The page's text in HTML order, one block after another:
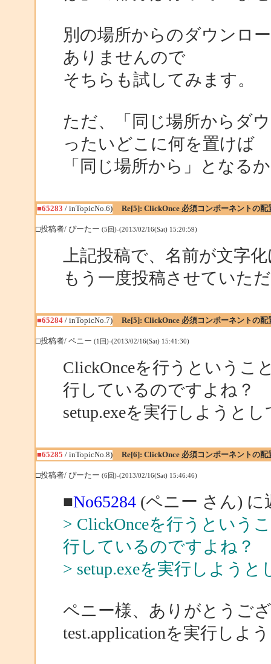
別の場所からのダウンロ
ありませんので
そちらも試してみます。
ただ、「同じ場所からダ
ったいどこに何を置けば
「同じ場所から」となる
■65283 / inTopicNo.6) Re[5]: ClickOnce 必須コンポーネントの配
□投稿者/ ぴーたー (5回)-(2013/02/16(Sat) 15:20:59)
上記投稿で、名前が文字
もう一度投稿させていた
■65284/ inTopicNo.7) Re[5]: ClickOnce 必須コンポーネントの配
□投稿者/ ペニー (1回)-(2013/02/16(Sat) 15:41:30)
ClickOnceを行うというこ
行しているのですよね？
setup.exeを実行しようと
■65285 / inTopicNo.8) Re[6]: ClickOnce 必須コンポーネントの配
□投稿者/ ぴーたー (6回)-(2013/02/16(Sat) 15:46:46)
■No65284(ペニー さん) に
> ClickOnceを行うという
行しているのですよね？
> setup.exeを実行しよう
ペニー様、ありがとうご
test.applicationを実行しよ